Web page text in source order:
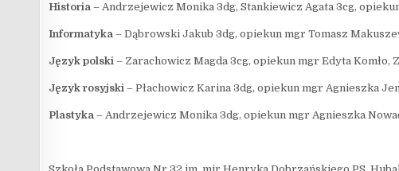
Historia – Andrzejewicz Monika 3dg, Stankiewicz Agata 3cg,
Informatyka – Dąbrowski Jakub 3dg, opiekun mgr Tomasz
Język polski – Zarachowicz Magda 3cg, opiekun mgr Edyta
Język rosyjski – Płachowicz Karina 3dg, opiekun mgr Agnieszka
Plastyka – Andrzejewicz Monika 3dg, opiekun mgr Agnieszka